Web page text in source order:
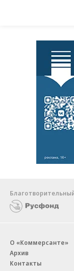
О «Коммерсанте»
Архив
Контакты